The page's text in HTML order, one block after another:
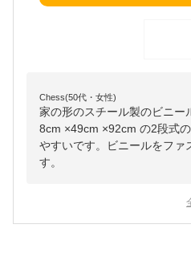
Chess(50代・女性)
家の形のスチール製のビニー
8cm ×49cm ×92cm の2段式
やすいです。ビニールをファ
す。